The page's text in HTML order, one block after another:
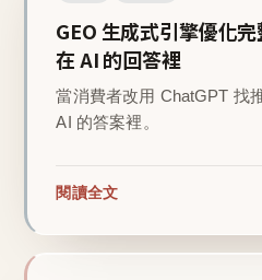
GEO 生成式引擎優化
在 AI 的回答裡
當消費者改用 ChatGPT 找
AI 的答案裡。
閱讀全文